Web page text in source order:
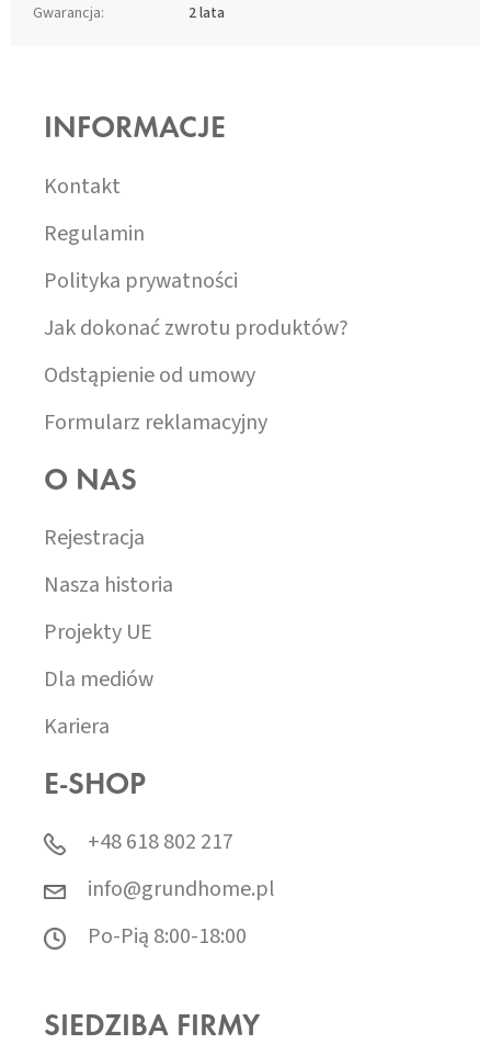
Gwarancja:
2 lata
INFORMACJE
Kontakt
Regulamin
Polityka prywatności
Jak dokonać zwrotu produktów?
Odstąpienie od umowy
Formularz reklamacyjny
O NAS
Rejestracja
Nasza historia
Projekty UE
Dla mediów
Kariera
E-SHOP
+48 618 802 217
info@grundhome.pl
Po-Pią 8:00-18:00
SIEDZIBA FIRMY